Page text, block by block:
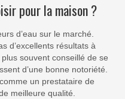
pour la maison ?
d’eau sur le marché.
d’excellents résultats à
plus souvent conseillé de se
d’une bonne notoriété.
un prestataire de
meilleure qualité.